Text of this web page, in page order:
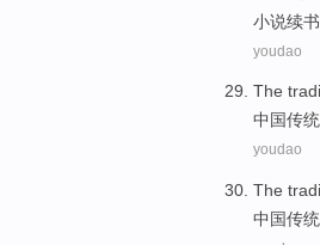
小说续书
youdao
The
中国传统
youdao
The
中国传统